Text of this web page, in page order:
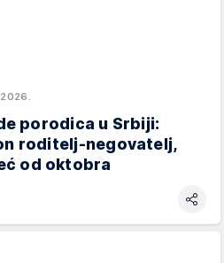
porodica u Srbiji:
roditelj-negovatelj,
od oktobra